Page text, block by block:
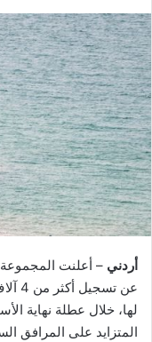
أردني – أعلنت المجموعة
عن
لها، خلال عطلة نهاية
المتزايد على المرافق